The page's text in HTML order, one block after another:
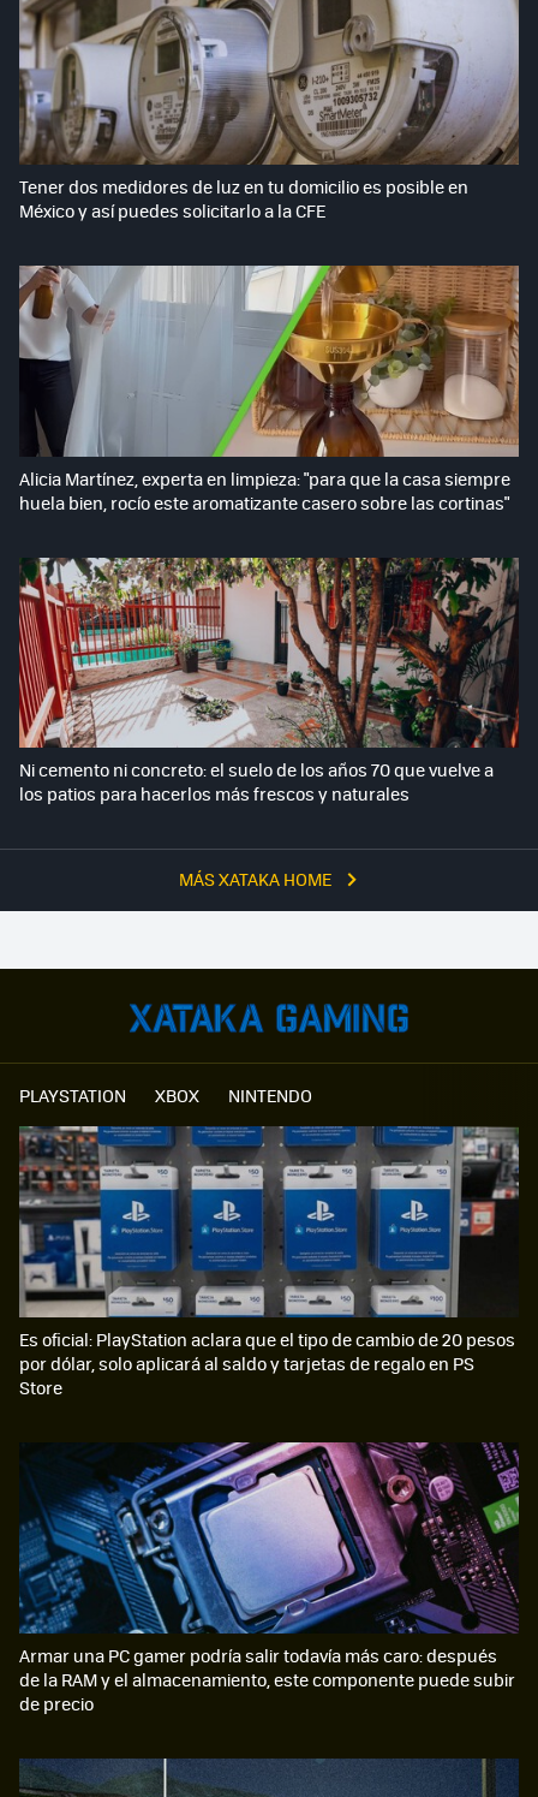
MÁS XATAKA HOME
Tener dos medidores de luz en tu domicilio es posible en
México y así puedes solicitarlo a la CFE
Alicia Martínez, experta en limpieza: "para que la casa siempre
huela bien, rocío este aromatizante casero sobre las cortinas"
Ni cemento ni concreto: el suelo de los años 70 que vuelve a
los patios para hacerlos más frescos y naturales
PLAYSTATION XBOX NINTENDO
Es oficial: PlayStation aclara que el tipo de cambio de 20 pesos
por dólar, solo aplicará al saldo y tarjetas de regalo en PS
Store
Armar una PC gamer podría salir todavía más caro: después
de la RAM y el almacenamiento, este componente puede subir
de precio